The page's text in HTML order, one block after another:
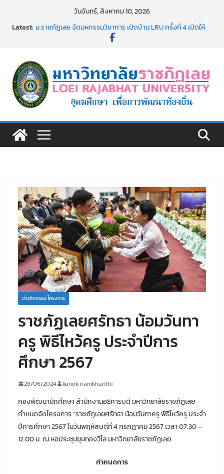
วันจันทร์, สิงหาคม 10, 2026
Latest:
รายชื่อผู้ผ่านการสอบแข่งขันเพื่อเป็นลูกจ้างชั่วคราว (รายวัน)
สังกัดมหาวิทยาลัยราชภัฏเลย ด้วยเงินนอกงบประมาณ ประเภท
อธิการบดี มรภ.เลย ร่วมประชุมชี้แจงกับคณะอนุกรรมาธิการ
ประจำปีงบประมาณ พ.ศ. 2570
ประกาศผู้ชนะการเสนอราคา จ้างทำปกปริญญาบัตร จำนวน
๑,๙๗๒ ชุด โดยวิธีเฉพาะเจาะจง
ม.ราชภัฏเลย จัดกิจกรรมจิตอาสาบำเพ็ญสาธารณประโยชน์ และ
ข่าวกิจกรรม โครงการ
ราชภัฏเลยศรัทธา น้อมวันทา
ครู พิธีไหว้ครู ประจำปีการ
ศึกษา 2567
28/06/2024 kanok namkhanthi
กองพัฒนานักศึกษา สำนักงานอธิการบดี มหาวิทยาลัยราชภัฏเลย
กำหนดจัดโครงการ “ราชภัฏเลยศรัทธา น้อมวันทาครู พิธีไหว้ครู ประจำ
ปีการศึกษา 2567 ในวันพฤหัสบดีที่ 4 กรกฏาคม 2567 เวลา 07.30 –
12.00 น. ณ หอประชุมขุมทองวิไล มหาวิทยาลัยราชภัฏเลย
กำหนดการ